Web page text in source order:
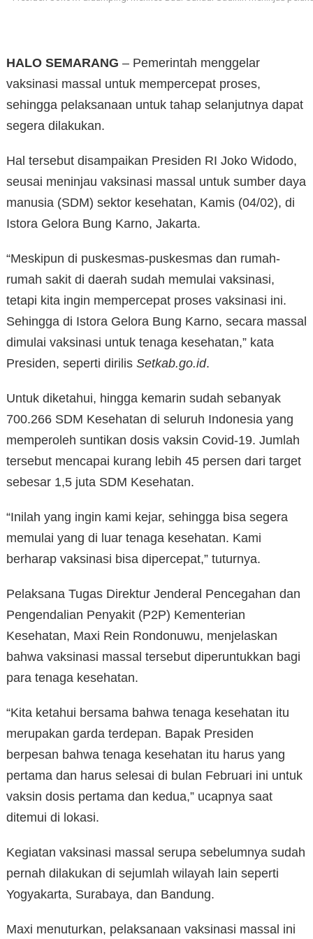
HALO SEMARANG – Pemerintah menggelar
vaksinasi massal untuk mempercepat proses,
sehingga pelaksanaan untuk tahap selanjutnya dapat
segera dilakukan.
Hal tersebut disampaikan Presiden RI Joko Widodo,
seusai meninjau vaksinasi massal untuk sumber daya
manusia (SDM) sektor kesehatan, Kamis (04/02), di
Istora Gelora Bung Karno, Jakarta.
“Meskipun di puskesmas-puskesmas dan rumah-
rumah sakit di daerah sudah memulai vaksinasi,
tetapi kita ingin mempercepat proses vaksinasi ini.
Sehingga di Istora Gelora Bung Karno, secara massal
dimulai vaksinasi untuk tenaga kesehatan,” kata
Presiden, seperti dirilis Setkab.go.id.
Untuk diketahui, hingga kemarin sudah sebanyak
700.266 SDM Kesehatan di seluruh Indonesia yang
memperoleh suntikan dosis vaksin Covid-19. Jumlah
tersebut mencapai kurang lebih 45 persen dari target
sebesar 1,5 juta SDM Kesehatan.
“Inilah yang ingin kami kejar, sehingga bisa segera
memulai yang di luar tenaga kesehatan. Kami
berharap vaksinasi bisa dipercepat,” tuturnya.
Pelaksana Tugas Direktur Jenderal Pencegahan dan
Pengendalian Penyakit (P2P) Kementerian
Kesehatan, Maxi Rein Rondonuwu, menjelaskan
bahwa vaksinasi massal tersebut diperuntukkan bagi
para tenaga kesehatan.
“Kita ketahui bersama bahwa tenaga kesehatan itu
merupakan garda terdepan. Bapak Presiden
berpesan bahwa tenaga kesehatan itu harus yang
pertama dan harus selesai di bulan Februari ini untuk
vaksin dosis pertama dan kedua,” ucapnya saat
ditemui di lokasi.
Kegiatan vaksinasi massal serupa sebelumnya sudah
pernah dilakukan di sejumlah wilayah lain seperti
Yogyakarta, Surabaya, dan Bandung.
Maxi menuturkan, pelaksanaan vaksinasi massal ini